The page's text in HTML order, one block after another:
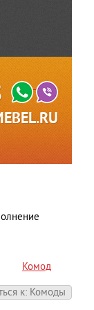
Комод
к: Комоды